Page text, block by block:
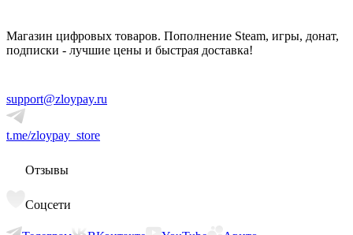
Магазин цифровых товаров. Пополнение Steam, игры, донат,
подписки - лучшие цены и быстрая доставка!
support@zloypay.ru
t.me/zloypay_store
Отзывы
Соцсети